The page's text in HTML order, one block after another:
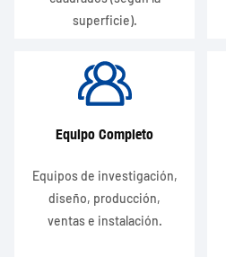
superficie).
Equipo Completo
Equipos de investigación,
diseño, producción,
ventas e instalación.